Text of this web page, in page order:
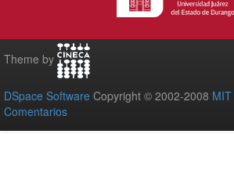
Theme by
DSpace Software Copyright © 2002-2008 MIT
Comentarios